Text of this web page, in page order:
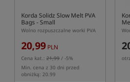
Korda Solidz Slow Melt PVA
Bags - Small
Wolno rozpuszczalne worki PVA
20,99 PLN
Cena kat.: 21,99 / -5%
Min. cena z 30 dni przed
obniżką: 20.99